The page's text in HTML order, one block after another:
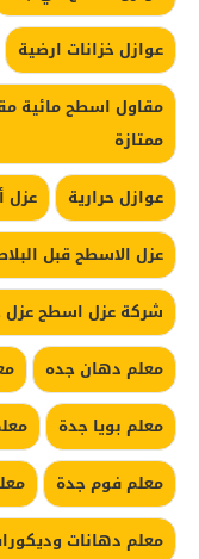
عوازل خزانات ارضية
مقاول اسطح مائية
ممتازة
عوازل حرارية
عزل
عزل الاسطح قبل
شركة عزل اسطح عزل
معلم دهان جده
معلم بويا جدة
معلم فوم جدة
معلم دهانات